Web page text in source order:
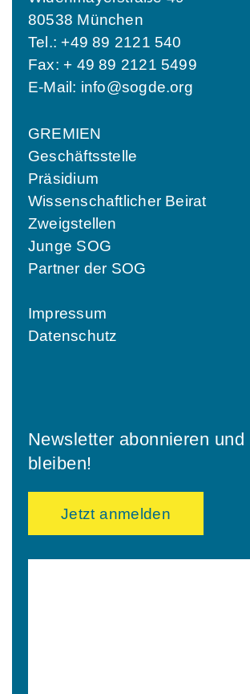
80538 München
Tel.: +49 89 2121 540
Fax: + 49 89 2121 5499
E-Mail: info@sogde.org
GREMIEN
Geschäftsstelle
Präsidium
Wissenschaftlicher Beirat
Zweigstellen
Junge SOG
Partner der SOG
Impressum
Datenschutz
Newsletter abonnieren und
bleiben!
Jetzt anmelden